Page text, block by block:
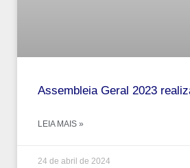
Assembleia Geral 2023
LEIA MAIS »
24 de abril de 2024